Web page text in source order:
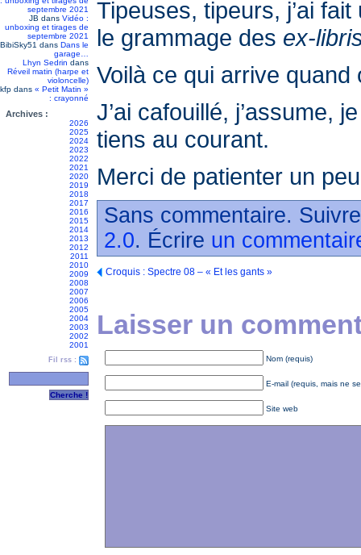
septembre 2021
JB dans Vidéo :
unboxing et tirages de
septembre 2021
BibiSky51 dans Dans le
garage…
Lhyn Sedrin dans
Réveil matin (harpe et
violoncelle)
kfp dans « Petit Matin »
: crayonné
Archives :
2026
2025
2024
2023
2022
2021
2020
2019
2018
2017
2016
2015
2014
2013
2012
2011
2010
2009
2008
2007
2006
2005
2004
2003
2002
2001
Fil rss :
Tipeuses, tipeurs, j’ai
le grammage des ex-
Voilà ce qui arrive
J’ai cafouillé, j’assume,
tiens au courant.
Merci de patienter un
Sans commentaire.
2.0. Écrire un
Croquis : Spectre 08 – « Et les gants »
Laisser un
Nom (requis)
E-mail (requis, mais ne
Site web